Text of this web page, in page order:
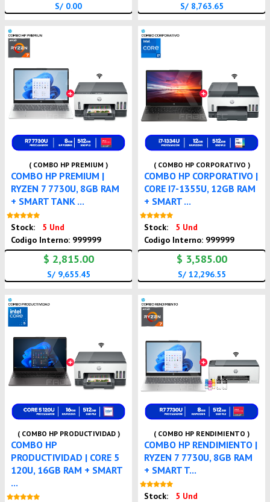
S/ 0.00 S/ 8,763.65
( COMBO HP PREMIUM )
COMBO HP PREMIUM |
RYZEN 7 7730U, 8GB RAM
+ SMART TANK ...
Stock:
5 Und
Codigo Interno: 999999
$ 2,815.00
S/ 9,655.45
( COMBO HP CORPORATIVO )
COMBO HP CORPORATIVO |
CORE I7-1355U, 12GB RAM
+ SMART ...
Stock:
5 Und
Codigo Interno: 999999
$ 3,585.00
S/ 12,296.55
( COMBO HP PRODUCTIVIDAD )
COMBO HP
PRODUCTIVIDAD | CORE 5
120U, 16GB RAM + SMART
...
( COMBO HP RENDIMIENTO )
COMBO HP RENDIMIENTO |
RYZEN 7 7730U, 8GB RAM
+ SMART T...
Stock:
5 Und